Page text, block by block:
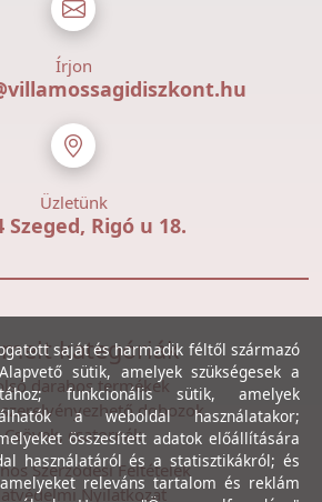
Írjon
Üzletünk
Szeged, Rigó u 18.
kategóriák
darabos termékek
dobozok
Csövek, csatornák
Szerződési Feltételek
Nyilatkozat
saját és harmadik féltől származó
sütik, amelyek szükségesek a
funkcionális sütik, amelyek
a weboldal használatakor;
összesített adatok előállítására
használatáról és a statisztikákról; és
releváns tartalom és reklám